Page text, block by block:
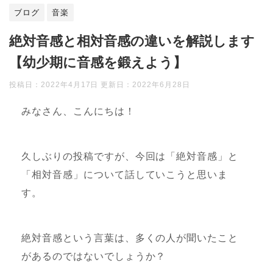
ブログ 音楽
絶対音感と相対音感の違いを解説します
【幼少期に音感を鍛えよう】
投稿日：2022年4月17日 更新日： 2022年6月28日
みなさん、こんにちは！
久しぶりの投稿ですが、今回は「絶対音感」と
「相対音感」について話していこうと思いま
す。
絶対音感という言葉は、多くの人が聞いたこと
があるのではないでしょうか？